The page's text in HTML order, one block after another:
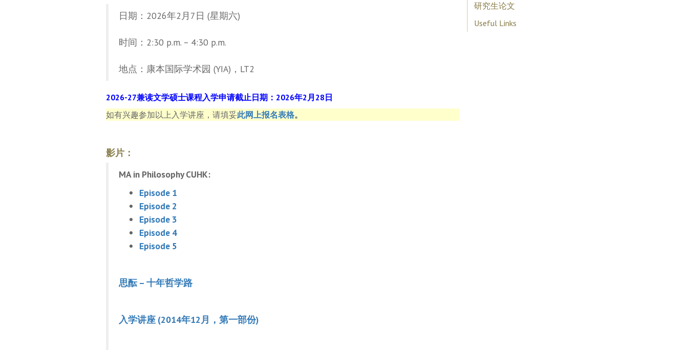
日期：2026年2月7日 (星期六)
时间：2:30 p.m. – 4:30 p.m.
地点：康本国际学术园 (YIA)，LT2
2026-27兼读文学硕士课程入学申请截止日期：2026年2月28日
如有兴趣参加以上入学讲座，请填妥此网上报名表格。
影片：
MA in Philosophy CUHK:
Episode 1
Episode 2
Episode 3
Episode 4
Episode 5
思酝 – 十年哲学路
入学讲座 (2014年12月，第一部份)
研究生论文
Useful Links